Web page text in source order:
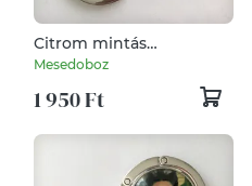
Citrom mintás
táskaakasztó
Mesedoboz
1 950 Ft